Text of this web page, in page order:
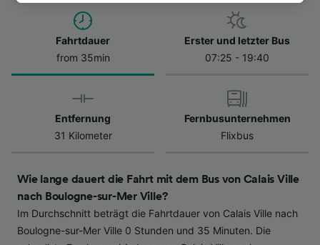
Fahrtdauer
from 35min
Erster und letzter Bus
07:25 - 19:40
Entfernung
31 Kilometer
Fernbusunternehmen
Flixbus
Wie lange dauert die Fahrt mit dem Bus von Calais Ville
nach Boulogne-sur-Mer Ville?
Im Durchschnitt beträgt die Fahrtdauer von Calais Ville nach
Boulogne-sur-Mer Ville 0 Stunden und 35 Minuten. Die
besuchen Sie jederzeit die Seite der
Datenschutzrichtlinie. Diese Präferenzen
werden unseren Partnern signalisiert und
haben keinen Einfluss auf Surfdaten. Ihre
Daten werden nicht für Tracking-Zwecke
verwendet, wenn Sie uns gebeten haben, Ihr
Surfverhalten nicht zu verfolgen.
Wir und unsere Partner verarbeiten Daten, um
Verwendung genauer Standortdaten.
Endgeräteeigenschaften zur Identifikation
aktiv abfragen. Speichern von oder Zugriff auf
Informationen auf einem Endgerät.
Personalisierte Werbung und Inhalte, Messung